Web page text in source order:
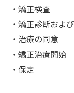
・矯正検査
・矯正診断およ
・治療の同意
・矯正治療開始
・保定